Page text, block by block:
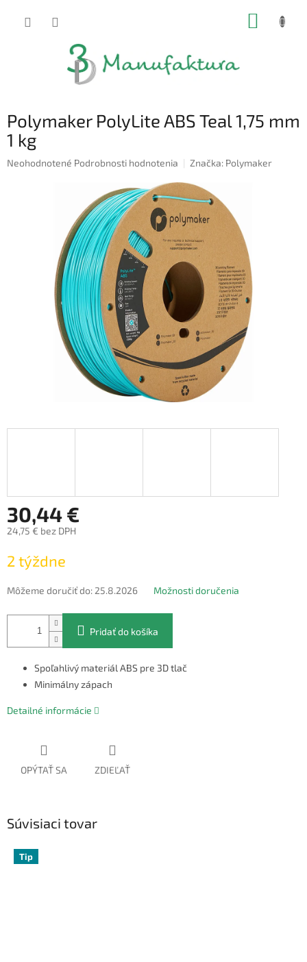
Polymaker PolyLite ABS Teal 1,75 mm
1 kg
Priemerné
Neohodnotené Podrobnosti hodnotenia Značka: Polymaker
30,44 €
24,75 € bez DPH
cena:
2 týždne
Môžeme doručiť do:25.8.2026 Možnosti doručenia
Pridať do košíka
Spoľahlivý materiál ABS pre 3D tlač
Minimálny zápach
Detailné informácie
OPÝTAŤ SA ZDIEĽAŤ
Súvisiaci tovar
Tip